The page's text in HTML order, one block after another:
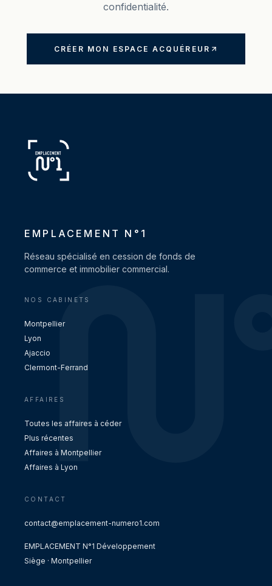
confidentialité.
CRÉER MON ESPACE ACQUÉREUR
EMPLACEMENT N°1
Réseau spécialisé en cession de fonds de
commerce et immobilier commercial.
NOS CABINETS
Montpellier
Lyon
Ajaccio
Clermont-Ferrand
AFFAIRES
Toutes les affaires à céder
Plus récentes
Affaires à Montpellier
Affaires à Lyon
CONTACT
contact@emplacement-numero1.com
EMPLACEMENT N°1 Développement
Siège · Montpellier